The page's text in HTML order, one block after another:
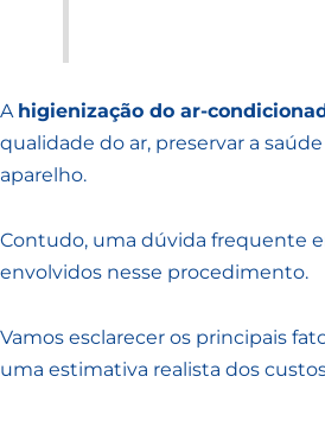
A higienização do ar-
qualidade do ar, preservar a
aparelho.
Contudo, uma dúvida frequente
envolvidos nesse procedimento.
Vamos esclarecer os principais
uma estimativa realista dos